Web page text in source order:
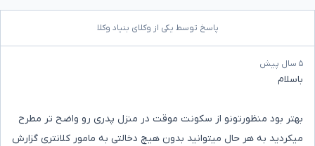
پاسخ توسط یکی از وکلای بنیاد وکلا
۵ سال پیش
باسلام
بهتر بود منظورتونو از سکونت موقت در منزل پدری رو واضح تر مطرح
میکردید به هر حال میتوانید بدون هیچ دخالتی به مامور کلانتری گزارش